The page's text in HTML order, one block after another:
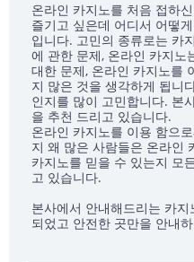
온라인 카지노를 처음 접하
즐기고 싶은데 어디서 어떻
입니다. 고민의 종류로는 카
에 관한 문제, 온라인 카지노
대한 문제, 온라인 카지노를
지 많은 것을 생각하게 됩니
인지를 많이 고민합니다. 본
을 추천 드리고 있습니다.
온라인 카지노를 이용 함으
지 왜 많은 사람들은 온라인
카지노를 믿을 수 있는지 모
고 있습니다.
본사에서 안내해드리는 카
되었고 안전한 곳만을 안내